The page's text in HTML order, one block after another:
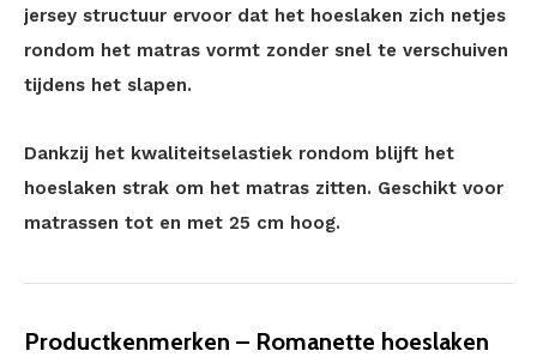
jersey structuur ervoor dat het hoeslaken zich netjes
rondom het matras vormt zonder snel te verschuiven
tijdens het slapen.
Dankzij het kwaliteitselastiek rondom blijft het
hoeslaken strak om het matras zitten. Geschikt voor
matrassen tot en met 25 cm hoog.
Productkenmerken – Romanette hoeslaken